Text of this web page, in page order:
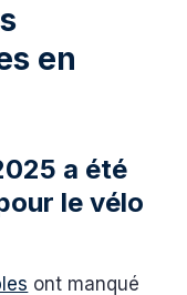
en
a été
le vélo
ont manqué